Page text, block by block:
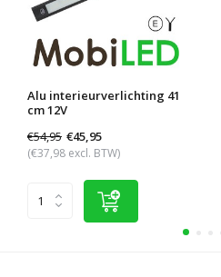
Alu interieurverlichting 41
cm 12V
€54,95 €45,95
(€37,98 excl. BTW)